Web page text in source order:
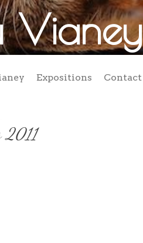
Vianey
Expositions Contact
2011